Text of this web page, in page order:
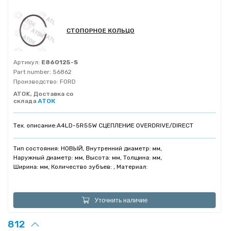
СТОПОРНОЕ КОЛЬЦО
Артикул: E860125-S
Part number: 56862
Производство: FORD
ATOK, Доставка со
склада АТОК
Тех. описание:A4LD-5R55W СЦЕПЛЕНИЕ OVERDRIVE/DIRECT
Тип состояния: НОВЫЙ, Внутренний диаметр: мм,
Наружный диаметр: мм, Высота: мм, Толщина: мм,
Ширина: мм, Количество зубъев: , Материал:
Уточнить наличие
812